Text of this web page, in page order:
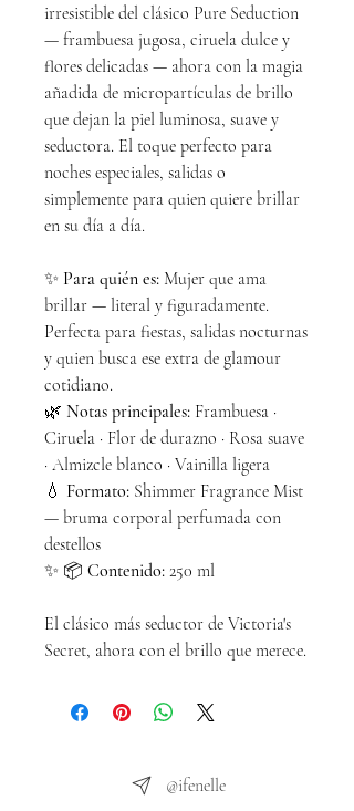
irresistible del clásico Pure Seduction
— frambuesa jugosa, ciruela dulce y
flores delicadas — ahora con la magia
añadida de micropartículas de brillo
que dejan la piel luminosa, suave y
seductora. El toque perfecto para
noches especiales, salidas o
simplemente para quien quiere brillar
en su día a día.
✨ Para quién es: Mujer que ama
brillar — literal y figuradamente.
Perfecta para fiestas, salidas nocturnas
y quien busca ese extra de glamour
cotidiano.
🌿 Notas principales: Frambuesa ·
Ciruela · Flor de durazno · Rosa suave
· Almizcle blanco · Vainilla ligera
💧 Formato: Shimmer Fragrance Mist
— bruma corporal perfumada con
destellos
✨ 📦 Contenido: 250 ml
El clásico más seductor de Victoria's
Secret, ahora con el brillo que merece.
@ifenelle